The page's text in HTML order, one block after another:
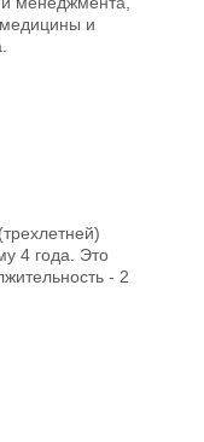
медицины и
4 года. Это
- 2